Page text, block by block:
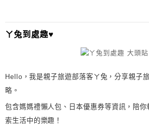
I
V
ㄚ兔到處趣♥
Hello，我是親子旅遊部落客ㄚ兔，分享親子
略。
包含媽媽禮懶人包、日本優惠券等資訊，陪
索生活中的樂趣！